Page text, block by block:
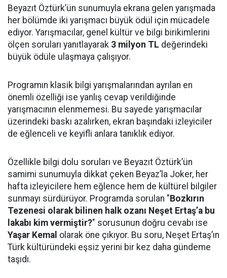
Beyazıt Öztürk’ün sunumuyla ekrana gelen yarışmada
her bölümde iki yarışmacı büyük ödül için mücadele
ediyor. Yarışmacılar, genel kültür ve bilgi birikimlerini
ölçen soruları yanıtlayarak 3 milyon TL değerindeki
büyük ödüle ulaşmaya çalışıyor.
Programın klasik bilgi yarışmalarından ayrılan en
önemli özelliği ise yanlış cevap verildiğinde
yarışmacının elenmemesi. Bu sayede yarışmacılar
üzerindeki baskı azalırken, ekran başındaki izleyiciler
de eğlenceli ve keyifli anlara tanıklık ediyor.
Özellikle bilgi dolu soruları ve Beyazıt Öztürk’ün
samimi sunumuyla dikkat çeken Beyaz’la Joker, her
hafta izleyicilere hem eğlence hem de kültürel bilgiler
sunmayı sürdürüyor. Programda sorulan " Bozkırın
Tezenesi olarak bilinen halk ozanı Neşet Ertaş’a bu
lakabı kim vermiştir?" sorusunun doğru cevabı ise
Yaşar Kemal olarak öne çıkıyor. Bu soru, Neşet Ertaş’ın
Türk kültüründeki eşsiz yerini bir kez daha gündeme
taşıdı.